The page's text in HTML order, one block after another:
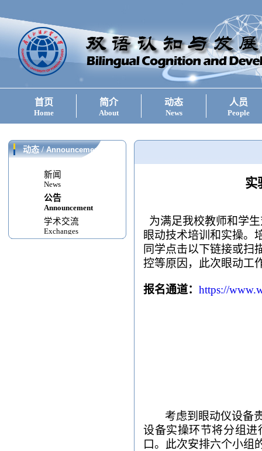
首页
Home
简介
About
动态
News
人员
People
动态/Announcement
新闻
News
公告
Announcement
学术交流
Exchanges
实
为满足我校教师和学
眼动技术培训和实操。
同学点击以下链接或扫
控等原因，此次眼动工
报名通道： https://
考虑到眼动仪设备
设备实操环节将分组
口。此次安排六个小组